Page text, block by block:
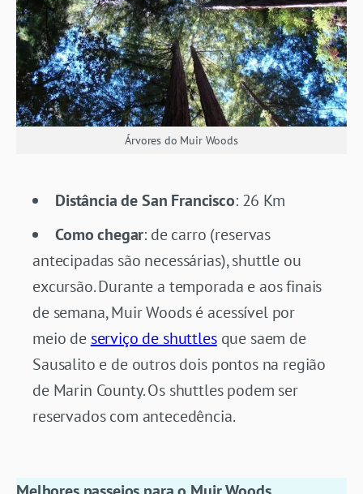
Árvores do Muir Woods
Distância de San Francisco: 26 Km
Como chegar: de carro (reservas
antecipadas são necessárias), shuttle ou
excursão. Durante a temporada e aos finais
de semana, Muir Woods é acessível por
meio de serviço de shuttlesque saem de
Sausalito e de outros dois pontos na região
de Marin County. Os shuttles podem ser
reservados com antecedência.